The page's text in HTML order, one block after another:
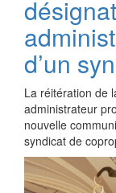
d’un
La réitération de
administrateur
nouvelle
syndicat de